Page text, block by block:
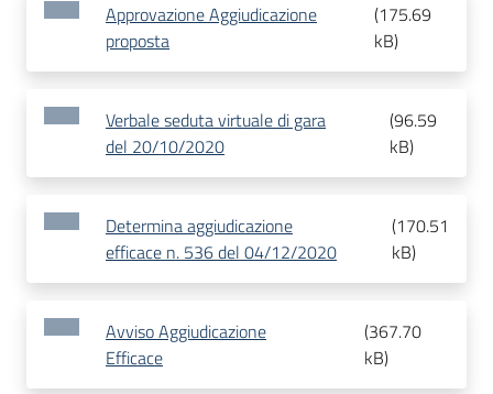
Approvazione Aggiudicazione
proposta
(175.69
kB)
Verbale seduta virtuale di gara
del 20/10/2020
(96.59
kB)
Determina aggiudicazione
efficace n. 536 del 04/12/2020
(170.51
kB)
Avviso Aggiudicazione
Efficace
(367.70
kB)